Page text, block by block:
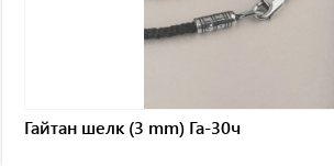
Гайтан шелк (3 mm) Га-30ч